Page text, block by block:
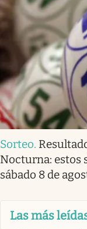
Sorteo.
Nocturna: estos
sábado 8 de
Las más